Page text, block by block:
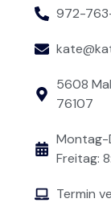
972-
5608
76107
Montag-
Freitag:
Termin